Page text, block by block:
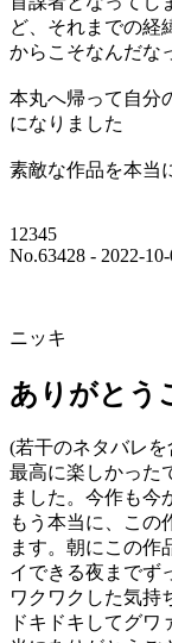
ど、それまでの経
からこそなんだ
本丸へ帰って自分
になりました
素敵な作品を本当
12345
No.63428 - 2022-
ニッキ
ありがとう
(若干のネタバレ
最高に楽しかった
ました。今作も
もう本当に、この
ます。朝にこの作
イできる夜までず
ワクワクした気持
ドキドキしてグ